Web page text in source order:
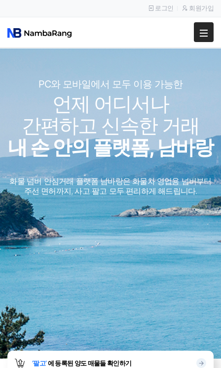
팔고
이용안내
이용후기
로그인 회원가입
PC와 모바일에서 모두 이용 가능한
언제 어디서나
간편하고 신속한 거래
내 손 안의 플랫폼, 남바랑
화물 넘버 안심거래 플랫폼 남바랑은 화물차 영업용 넘버부터
주선 면허까지, 사고 팔고 모두 편리하게 해드립니다.
PC와 모바일에서 모두 이용 가능한
언제 어디서나
간편하고 신속한 거래
내 손 안의 플랫폼, 남바랑
화물 넘버 안심거래 플랫폼 남바랑은 화물차 영업용 넘버부터
주선 면허까지, 사고 팔고 모두 편리하게 해드립니다.
‘팔고’에 등록된 양도 매물들 확인하기